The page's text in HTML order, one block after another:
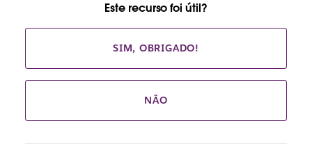
Este recurso foi útil?
SIM, OBRIGADO!
NÃO